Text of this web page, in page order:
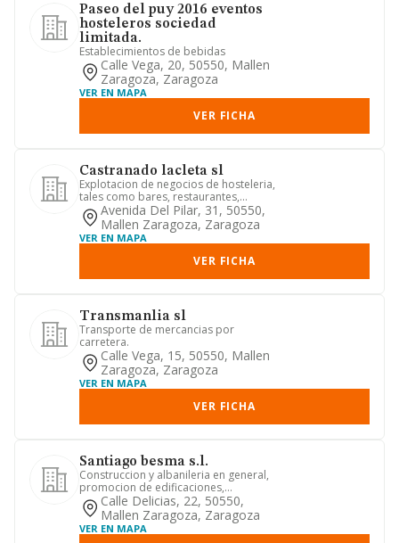
Paseo del puy 2016 eventos
hosteleros sociedad
limitada.
Establecimientos de bebidas
Calle Vega, 20, 50550, Mallen
Zaragoza, Zaragoza
VER EN MAPA
VER FICHA
Castranado lacleta sl
Explotacion de negocios de hosteleria,
tales como bares, restaurantes,
cafeterias y hoteles.
Avenida Del Pilar, 31, 50550,
Mallen Zaragoza, Zaragoza
VER EN MAPA
VER FICHA
Transmanlia sl
Transporte de mercancias por
carretera.
Calle Vega, 15, 50550, Mallen
Zaragoza, Zaragoza
VER EN MAPA
VER FICHA
Santiago besma s.l.
Construccion y albanileria en general,
promocion de edificaciones,
arrendamiento no financiero, com...
Calle Delicias, 22, 50550,
Mallen Zaragoza, Zaragoza
VER EN MAPA